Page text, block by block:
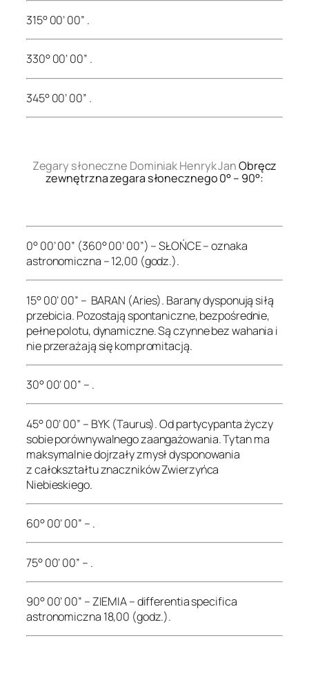
315° 00’ 00” .
330° 00’ 00” .
345° 00’ 00” .
Zegary słoneczne Dominiak Henryk JanObręcz
zewnętrzna zegara słonecznego 0° – 90°:
0° 00’ 00” (360° 00’ 00”) – SŁOŃCE – oznaka
astronomiczna – 12,00 (godz.).
15° 00’ 00” – BARAN (Aries). Barany dysponują siłą
przebicia. Pozostają spontaniczne, bezpośrednie,
pełne polotu, dynamiczne. Są czynne bez wahania i
nie przerażają się kompromitacją.
30° 00’ 00” – .
45° 00’ 00” – BYK (Taurus). Od partycypanta życzy
sobie porównywalnego zaangażowania. Tytan ma
maksymalnie dojrzały zmysł dysponowania
z całokształtu znaczników Zwierzyńca
Niebieskiego.
60° 00’ 00” – .
75° 00’ 00” – .
90° 00’ 00” – ZIEMIA – differentia specifica
astronomiczna 18,00 (godz.).